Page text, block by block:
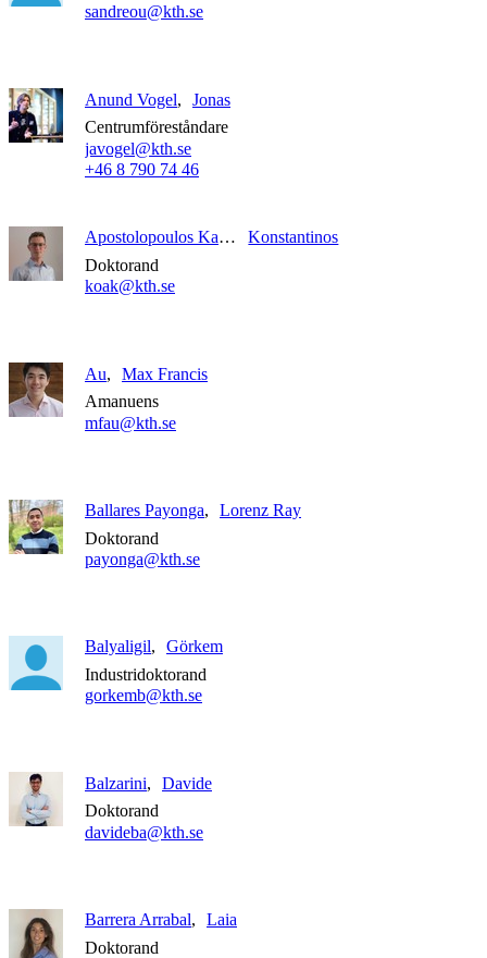
sandreou@kth.se
Anund Vogel
Jonas
Centrumföreståndare
javogel@kth.se
+46 8 790 74 46
Apostolopoulos Kalkavouras
Konstantinos
Doktorand
koak@kth.se
Au
Max Francis
Amanuens
mfau@kth.se
Ballares Payonga
Lorenz Ray
Doktorand
payonga@kth.se
Balyaligil
Görkem
Industridoktorand
gorkemb@kth.se
Balzarini
Davide
Doktorand
davideba@kth.se
Barrera Arrabal
Laia
Doktorand